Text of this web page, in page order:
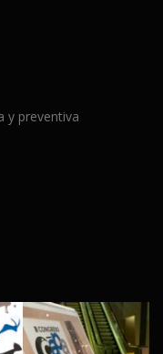
y preventiva